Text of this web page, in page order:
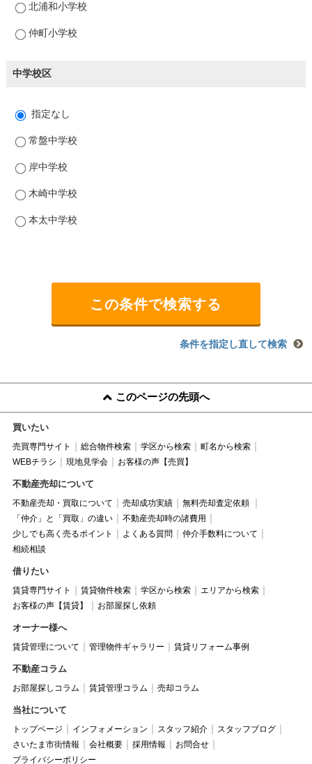
北浦和小学校
仲町小学校
中学校区
指定なし
常盤中学校
岸中学校
木崎中学校
本太中学校
条件を指定し直して検索
このページの先頭へ
買いたい
売買専門サイト 総合物件検索 学区から検索
町名から検索
WEBチラシ
現地見学会 お客様の声【売買】
不動産売却について
不動産売却・買取について 売却成功実績
無料売却査定依頼
「仲介」と「買取」の違い
不動産売却時の諸費用
少しでも高く売るポイント
よくある質問
仲介手数料について
相続相談
借りたい
賃貸専門サイト 賃貸物件検索 学区から検索
エリアから検索
お客様の声【賃貸】
お部屋探し依頼
オーナー様へ
賃貸管理について 管理物件ギャラリー 賃貸リフォーム事例
不動産コラム
お部屋探しコラム 賃貸管理コラム 売却コラム
当社について
トップページ インフォメーション スタッフ紹介
スタッフブログ
さいたま市街情報
会社概要 採用情報
お問合せ
プライバシーポリシー